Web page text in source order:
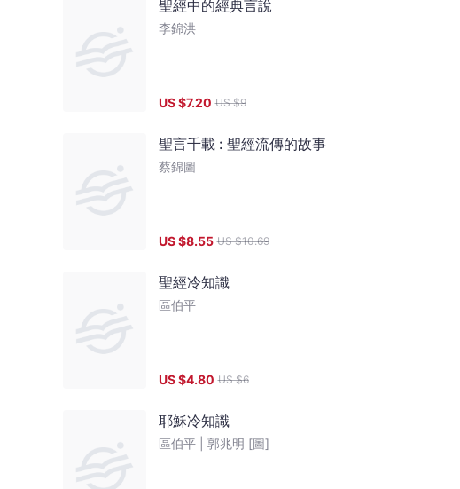
聖經中的經典言說
李錦洪
US $7.20 US $9
聖言千載 : 聖經流傳的故事
蔡錦圖
US $8.55 US $10.69
聖經冷知識
區伯平
US $4.80 US $6
耶穌冷知識
郭兆明 [圖]